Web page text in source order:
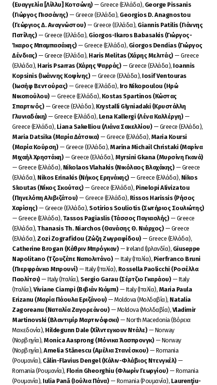
(Ευαγγελία [Λίλλυ] Κοτσώνη) — Greece (Ελλάδα), George Pissanis
(Γιώργος Πισσάνης) — Greece (Ελλάδα), Georgios D. Anagnostou
(Γεώργιος Δ. Αναγνώστου) — Greece (Ελλάδα), Giannis Patilis (Γιάννης
Πατίλης) — Greece (Ελλάδα), Giorgos-Ikaros Babasakis (Γιώργος-
Ίκαρος Μπαμπασάκης) — Greece (Ελλάδα), Giorgos Dendias (Γιώργος
Δένδιας) — Greece (Ελλάδα), Haris Melitas (Χάρης Μελιτάς) — Greece
(Ελλάδα), Haris Psarras (Χάρης Ψαρράς) — Greece (Ελλάδα), Ioannis
Kopsinis (Ιωάννης Κοψίνης) — Greece (Ελλάδα), Iosif Ventouras
(Ιωσήφ Βεντούρας) — Greece (Ελλάδα), Iro Nikopoulou (Ηρώ
Νικοπούλου) — Greece (Ελλάδα), Kostas Spartinos (Κώστας
Σπαρτινός) — Greece (Ελλάδα), Krystalli Glyniadaki (Κρυστάλλη
Γλυνιαδάκη) — Greece (Ελλάδα), Lena Kallergi (Λένα Καλλέργη) —
Greece (Ελλάδα), Liana Sakelliou (Λιάνα Σακελλίου) — Greece (Ελλάδα),
Maria Datsika (Μαρία Δάτσικα) — Greece (Ελλάδα), Maria Koursi
(Μαρία Κούρση) — Greece (Ελλάδα), Marina Michail Christaki (Μαρίνα
Μιχαήλ Χρηστάκη) — Greece (Ελλάδα), Myrsini Gkana (Μυρσίνη Γκανά)
— Greece (Ελλάδα), Nikolaos Vlahakis (Νικόλαος Βλαχάκης) — Greece
(Ελλάδα), Nikos Erinakis (Νήκος Ερηνάκης) — Greece (Ελλάδα), Nikos
Skoutas (Νίκος Σκούτας) — Greece (Ελλάδα), Pinelopi Alivizatou
(Πηνελόπη Αλιβιζάτου) — Greece (Ελλάδα), Rissos Harissis(Ρήσος
Χαρίσης) — Greece (Ελλάδα), Sotirios Souliotis (Σωτήριος Σουλιώτης)
— Greece (Ελλάδα), Tassos Pagiaslis (Τάσσος Παγιασλής) — Greece
(Ελλάδα), Thanasis Th. Niarchos (Θανάσης Θ. Νιάρχος) — Greece
(Ελλάδα), Zozi Zografidou (Ζώζη Ζωγραφίδου) — Greece (Ελλάδα),
Catherine Brogan (Κάθριν Μπρόγκαν) — Ireland (Ιρλανδία), Giuseppe
Napolitano (Τζουζέπε Ναπολιτάνο) — Italy (Ιταλία), Pierfranco Bruni
(Πιερφράνκο Μπρουνί) — Italy (Ιταλία), Rossella Paolicchi (Ροσέλλα
Παολίτσι) — Italy (Ιταλία), Sergio Garau (Σέρτζιο Γκαράου) — Italy
(Ιταλία), Viviane Ciampi (Βιβιάν Κιάμπι) — Italy (Ιταλία), Maria Paula
Erizanu (Μαρία Πάουλα Εριζάνου) — Moldova (Μολδαβία), Natalia
Zagoreanu (Ναταλία Ζαγορεάνου) — Moldova (Μολδαβία), Vladimir
Martinovski (Βλαντιμίρ Μαρτινόφσκι) — North Macedonia (Βόρεια
Μακεδονία), Hildegunn Dale (Χίλντεγκουν Ντάλε) — Norway
(Νορβηγία), Monica Aasprong (Μόνικα Άασπρονγκ) — Norway
(Νορβηγία), Amelia Stănescu (Αμέλια Στανέσκου) — Romania
(Ρουμανία), Călin-Flavius Dengel (Κάλιν-Φλάβιος Ντενγκέλ) —
Romania (Ρουμανία), Florin Gheorghiu (Φλωρίν Γεωργίου) — Romania
(Ρουμανία), Iulia Pană (Ιούλια Πάνα) — Romania (Ρουμανία), Laurenţiu-